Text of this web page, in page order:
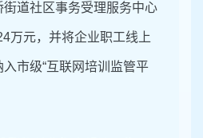
街道社区事务受理服务中心
万元， 并将企业职工线上
入市级“互联网培训监管平